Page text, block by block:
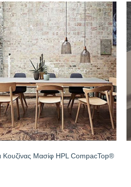
και βακτήρια μπορούν εύκολα να
του Getacore είναι εντελώς μη
επιφάνειες εσωτερικής
μπάνια
κτίρια, ξενοδοχεία ή χώρους εστίασης
κάθετες επιφάνειες εσωτερικής
solarium
Κουζίνας Μασίφ HPL CompacTop®